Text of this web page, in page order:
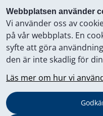
Webbplatsen använder
Vi använder oss av
på vår webbplats. En
syfte att göra
den är inte skadlig för
Läs mer om hur vi